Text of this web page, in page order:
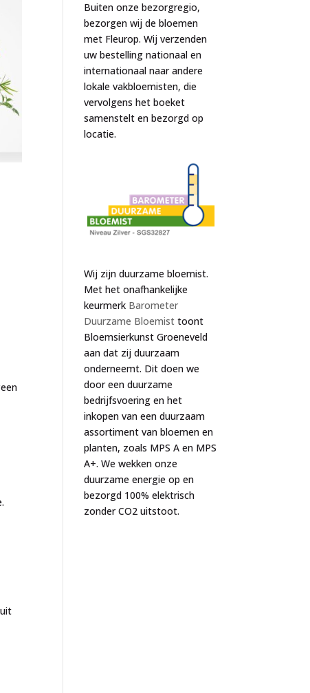
Buiten onze bezorgregio,
bezorgen wij de bloemen
met Fleurop. Wij verzenden
uw bestelling nationaal en
internationaal naar andere
lokale vakbloemisten, die
vervolgens het boeket
samenstelt en bezorgd op
locatie.
Wij zijn duurzame bloemist.
Met het onafhankelijke
keurmerk Barometer
Duurzame Bloemist toont
Bloemsierkunst Groeneveld
aan dat zij duurzaam
onderneemt. Dit doen we
door een duurzame
bedrijfsvoering en het
inkopen van een duurzaam
assortiment van bloemen en
planten, zoals MPS A en MPS
A+. We wekken onze
duurzame energie op en
bezorgd 100% elektrisch
zonder CO2 uitstoot.